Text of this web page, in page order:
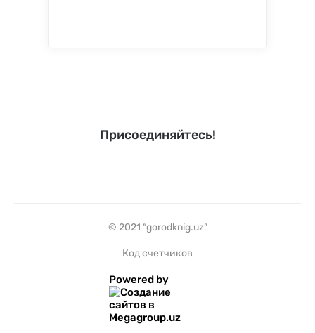
Присоединяйтесь!
© 2021 “gorodknig.uz”
Код счетчиков
Powered by